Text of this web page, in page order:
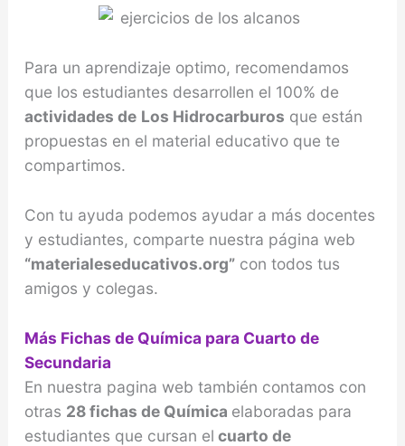
Para un aprendizaje optimo, recomendamos
que los estudiantes desarrollen el 100% de
actividades de Los Hidrocarburos que están
propuestas en el material educativo que te
compartimos.
Con tu ayuda podemos ayudar a más docentes
y estudiantes, comparte nuestra página web
“materialeseducativos.org”con todos tus
amigos y colegas.
Más Fichas de Química para Cuarto de
Secundaria
En nuestra pagina web también contamos con
otras 28 fichas de Química elaboradas para
estudiantes que cursan el cuarto de